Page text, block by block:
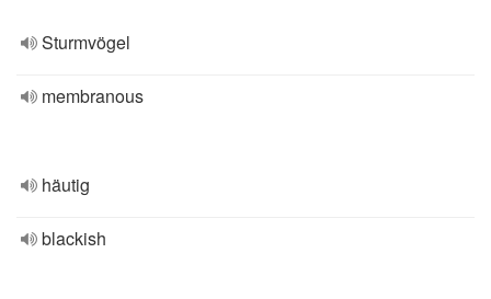
Sturmvögel
membranous
häutig
blackish